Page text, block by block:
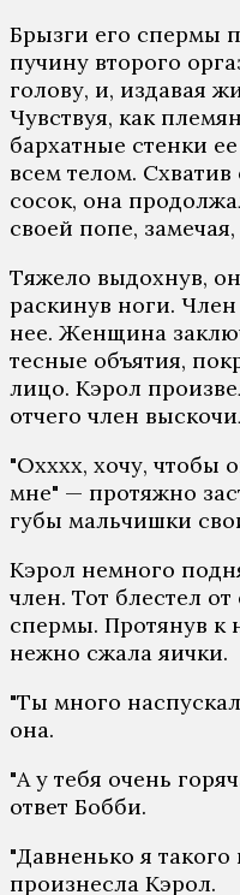
Брызги его спермы
пучину второго
голову, и, издавая
Чувствуя, как
бархатные стенки
всем телом.
сосок, она
своей попе,
Тяжело выдохнув,
раскинув ноги.
нее. Женщина
тесные объятия,
лицо. Кэрол
отчего член
"Охххх, хочу, чтобы
мне" — протяжно
губы мальчишки
Кэрол немного
член. Тот блестел
спермы. Протянув к
нежно сжала яички.
"Ты много
она.
"А у тебя очень
ответ Бобби.
"Давненько я
произнесла Кэрол.